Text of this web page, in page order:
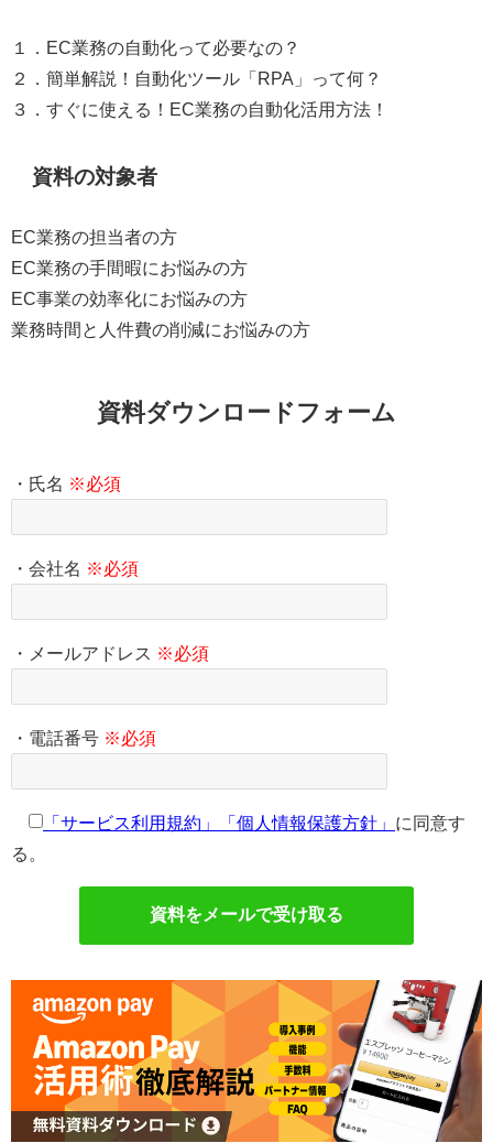
１．EC業務の自動化って必要なの？
２．簡単解説！自動化ツール「RPA」って何？
３．すぐに使える！EC業務の自動化活用方法！
資料の対象者
EC業務の担当者の方
EC業務の手間暇にお悩みの方
EC事業の効率化にお悩みの方
業務時間と人件費の削減にお悩みの方
資料ダウンロードフォーム
・氏名 ※必須
・会社名 ※必須
・メールアドレス ※必須
・電話番号 ※必須
「サービス利用規約」 「個人情報保護方針」 に同意す
る。